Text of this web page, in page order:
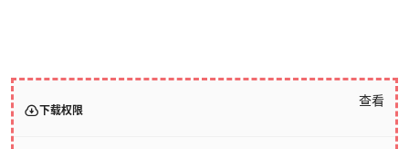
下载权限
查看